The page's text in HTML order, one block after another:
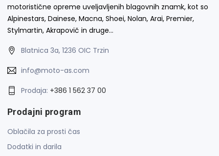
motoristične opreme uveljavljenih blagovnih znamk, kot so
Alpinestars, Dainese, Macna, Shoei, Nolan, Arai, Premier,
Stylmartin, Akrapovič in druge…
Blatnica 3a, 1236 OIC Trzin
info@moto-as.com
Prodaja: +386 1 562 37 00
Prodajni program
Oblačila za prosti čas
Dodatki in darila